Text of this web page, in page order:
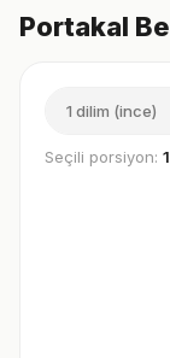
Portakal
1 dilim (ince)
Seçili porsiyon: